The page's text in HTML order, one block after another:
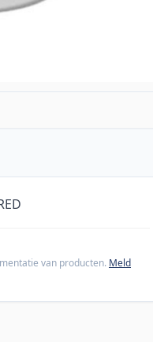
van producten. Meld